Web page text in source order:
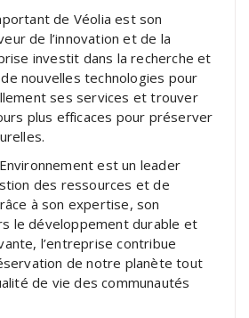
de Véolia est son
de l’innovation et de la
investit dans la recherche et
nouvelles technologies pour
ses services et trouver
plus efficaces pour préserver
est un leader
des ressources et de
à son expertise, son
le développement durable et
l’entreprise contribue
de notre planète tout
de vie des communautés